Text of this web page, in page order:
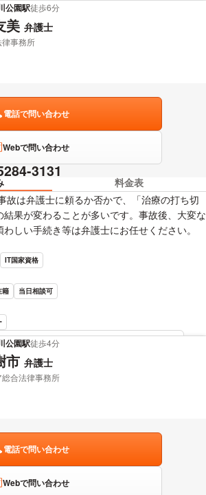
公園駅徒歩6分
美 弁護士
事務所
電話で問い合わせ
Webで問い合わせ
3131
料金表
故は弁護士に頼るか否かで、「治療の打ち切
結果が変わることが多いです。事故後、大変な
しい手続き等は弁護士にお任せください。
IT国家資格
籍 当日相談可
美 弁護士の詳細情報を見る
いる要素を
公園駅徒歩4分
市 弁護士
合法律事務所
電話で問い合わせ
Webで問い合わせ